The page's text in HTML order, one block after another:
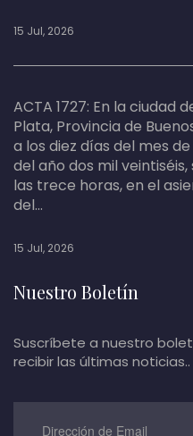
15 Jul, 2026
ACTA 1727: En la ciudad
Plata, Provincia de
a los diez días del mes
del año dos mil veintiséis,
las trece horas, en el
del...
15 Jul, 2026
Nuestro Boletín
Suscríbete a nuestro
recibir las últimas noticias..